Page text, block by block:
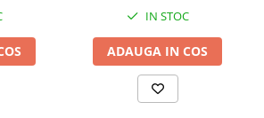
IN STOC
ADAUGA IN COS